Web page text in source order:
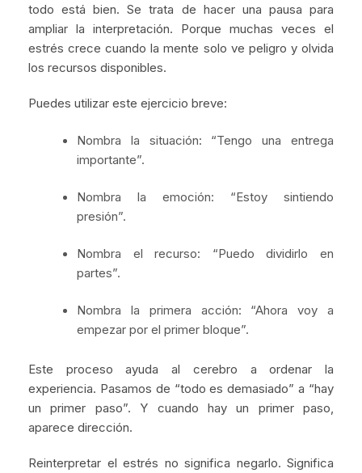
todo está bien. Se trata de hacer una pausa para
ampliar la interpretación. Porque muchas veces el
estrés crece cuando la mente solo ve peligro y olvida
los recursos disponibles.
Puedes utilizar este ejercicio breve:
Nombra la situación: “Tengo una entrega
importante”.
Nombra la emoción: “Estoy sintiendo
presión”.
Nombra el recurso: “Puedo dividirlo en
partes”.
Nombra la primera acción: “Ahora voy a
empezar por el primer bloque”.
Este proceso ayuda al cerebro a ordenar la
experiencia. Pasamos de “todo es demasiado” a “hay
un primer paso”. Y cuando hay un primer paso,
aparece dirección.
Reinterpretar el estrés no significa negarlo. Significa